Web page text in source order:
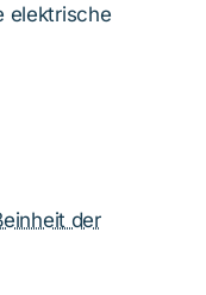
elektrische
der